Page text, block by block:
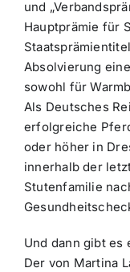
und
Hauptprämie für
Absolvierung
sowohl für
Als Deutsches
erfolgreiche
oder höher in
innerhalb der
Stutenfamilie
Und dann gibt es
Der von Martina